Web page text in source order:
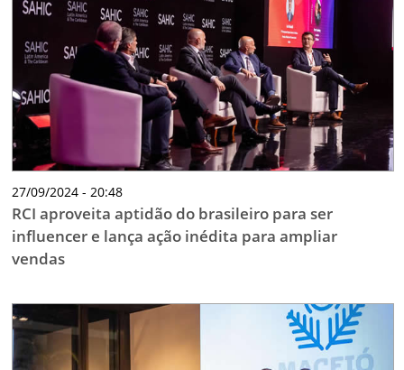
27/09/2024 - 20:48
RCI aproveita aptidão do brasileiro para ser
influencer e lança ação inédita para ampliar
vendas